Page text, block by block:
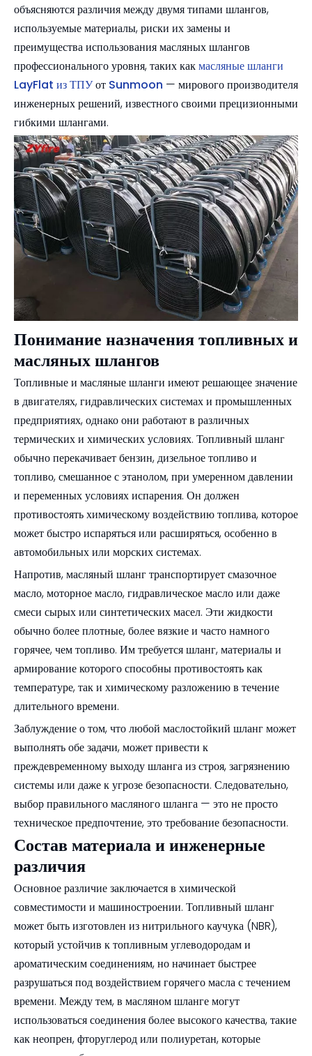
объясняются различия между двумя типами шлангов,
используемые материалы, риски их замены и
преимущества использования масляных шлангов
профессионального уровня, таких какмасляные шланги
LayFlat из ТПУот Sunmoon — мирового производителя
инженерных решений, известного своими прецизионными
гибкими шлангами.
Понимание назначения топливных и
масляных шлангов
Топливные и масляные шланги имеют решающее значение
в двигателях, гидравлических системах и промышленных
предприятиях, однако они работают в различных
термических и химических условиях. Топливный шланг
обычно перекачивает бензин, дизельное топливо и
топливо, смешанное с этанолом, при умеренном давлении
и переменных условиях испарения. Он должен
противостоять химическому воздействию топлива, которое
может быстро испаряться или расширяться, особенно в
автомобильных или морских системах.
Напротив, масляный шланг транспортирует смазочное
масло, моторное масло, гидравлическое масло или даже
смеси сырых или синтетических масел. Эти жидкости
обычно более плотные, более вязкие и часто намного
горячее, чем топливо. Им требуется шланг, материалы и
армирование которого способны противостоять как
температуре, так и химическому разложению в течение
длительного времени.
Заблуждение о том, что любой маслостойкий шланг может
выполнять обе задачи, может привести к
преждевременному выходу шланга из строя, загрязнению
системы или даже к угрозе безопасности. Следовательно,
выбор правильного масляного шланга — это не просто
техническое предпочтение, это требование безопасности.
Состав материала и инженерные
различия
Основное различие заключается в химической
совместимости и машиностроении. Топливный шланг
может быть изготовлен из нитрильного каучука (NBR),
который устойчив к топливным углеводородам и
ароматическим соединениям, но начинает быстрее
разрушаться под воздействием горячего масла с течением
времени. Между тем, в масляном шланге могут
использоваться соединения более высокого качества, такие
как неопрен, фторуглерод или полиуретан, которые